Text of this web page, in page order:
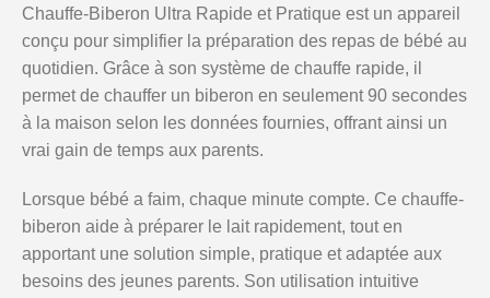
Chauffe-Biberon Ultra Rapide et Pratique est un appareil
conçu pour simplifier la préparation des repas de bébé au
quotidien. Grâce à son système de chauffe rapide, il
permet de chauffer un biberon en seulement 90 secondes
à la maison selon les données fournies, offrant ainsi un
vrai gain de temps aux parents.
Lorsque bébé a faim, chaque minute compte. Ce chauffe-
biberon aide à préparer le lait rapidement, tout en
apportant une solution simple, pratique et adaptée aux
besoins des jeunes parents. Son utilisation intuitive